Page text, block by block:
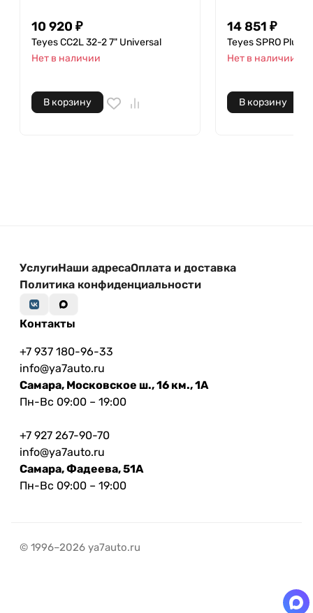
10 920 ₽
Teyes CC2L 32-2 7" Universal
Нет в наличии
В корзину
14 851 ₽
Teyes SPRO Plus
Нет в наличии
В корзину
УслугиНаши адресаОплата и доставка
Политика конфиденциальности
Контакты
+7 937 180-96-33
info@ya7auto.ru
Самара, Московское ш., 16 км., 1А
Пн-Вс 09:00 – 19:00
+7 927 267-90-70
info@ya7auto.ru
Самара, Фадеева, 51А
Пн-Вс 09:00 – 19:00
© 1996–2026 ya7auto.ru